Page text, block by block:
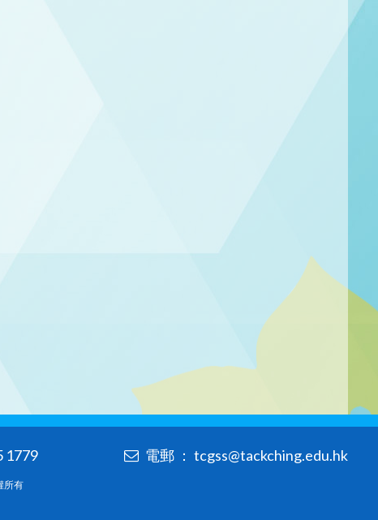
1779 電郵 ： tcgss@tackching.edu.hk
所有